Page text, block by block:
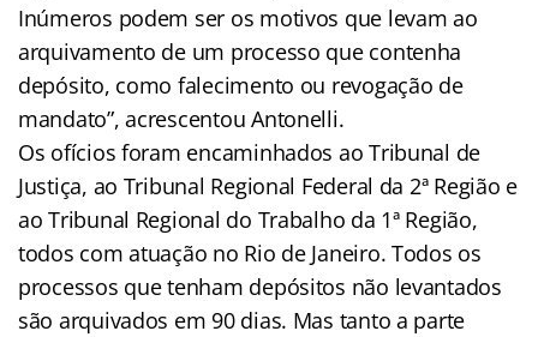
Inúmeros podem ser os motivos que levam ao
arquivamento de um processo que contenha
depósito, como falecimento ou revogação de
mandato”, acrescentou Antonelli.
Os ofícios foram encaminhados ao Tribunal de
Justiça, ao Tribunal Regional Federal da 2ª Região e
ao Tribunal Regional do Trabalho da 1ª Região,
todos com atuação no Rio de Janeiro. Todos os
processos que tenham depósitos não levantados
são arquivados em 90 dias. Mas tanto a parte